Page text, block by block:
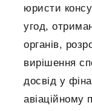
юристи
угод,
органів,
вирішення
досвід у
авіаційному